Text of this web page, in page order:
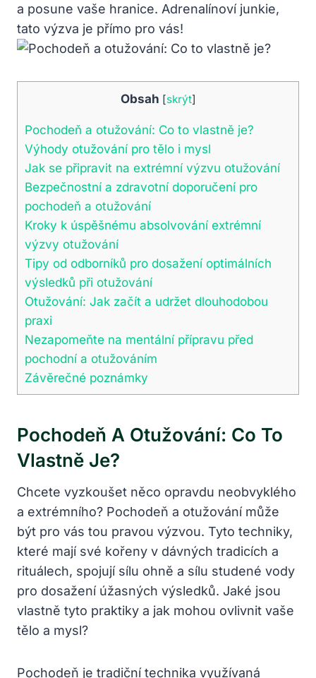
a posune vaše hranice. Adrenalínoví junkie,
tato výzva je přímo pro vás!
Obsah [skrýt]
Pochodeň a otužování: Co to vlastně je?
Výhody otužování pro tělo i mysl
Jak se připravit na extrémní výzvu otužování
Bezpečnostní a zdravotní doporučení pro
pochodeň a otužování
Kroky k úspěšnému absolvování extrémní
výzvy otužování
Tipy od odborníků pro dosažení optimálních
výsledků při otužování
Otužování: Jak začít a udržet dlouhodobou
praxi
Nezapomeňte na mentální přípravu před
pochodní a otužováním
Závěrečné poznámky
Pochodeň A Otužování: Co To
Vlastně Je?
Chcete vyzkoušet něco opravdu neobvyklého
a extrémního? Pochodeň a otužování může
být pro vás tou pravou výzvou. Tyto techniky,
které mají své kořeny v dávných tradicích a
rituálech, spojují sílu ohně a sílu studené vody
pro dosažení úžasných výsledků. Jaké jsou
vlastně tyto praktiky a jak mohou ovlivnit vaše
tělo a mysl?
Pochodeň je tradiční technika využívaná